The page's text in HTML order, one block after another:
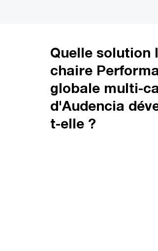
Quelle solution
chaire
globale multi-
d'Audencia
t-elle ?